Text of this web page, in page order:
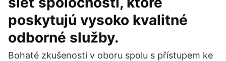
poskytujú vysoko kvalitné
odborné služby.
Bohaté zkušenosti v oboru spolu s přístupem ke